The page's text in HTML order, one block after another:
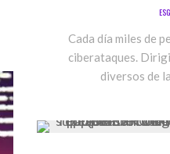
Cada día miles de
ciberataques.
diversos de